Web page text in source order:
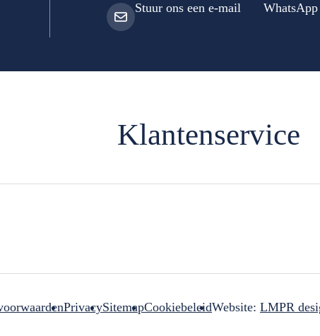
Stuur ons een e-mail WhatsApp
Klantenservice
PrivacySitemapCookiebeleidWebsite: LMPR